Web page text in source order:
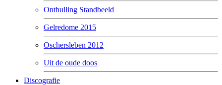
Onthulling Standbeeld
Gelredome 2015
Oschersleben 2012
Uit de oude doos
Discografie